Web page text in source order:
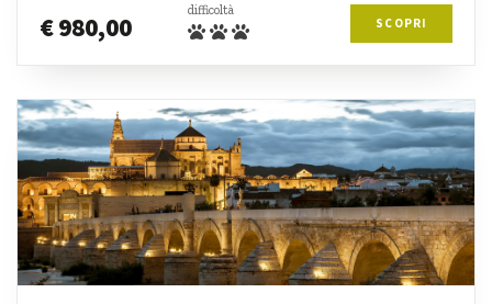
€ 980,00
difficoltà
SCOPRI